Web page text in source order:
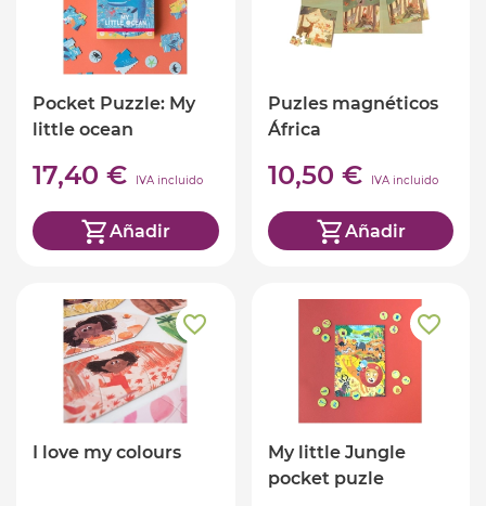
Pocket Puzzle: My
little ocean
17,40 € IVA incluido
Añadir
Puzles magnéticos
África
10,50 € IVA incluido
Añadir
I love my colours
My little Jungle
pocket puzle